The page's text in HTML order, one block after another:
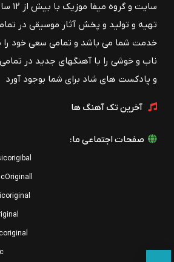
سایت
تهیه و تولید و پخش آثار موسیقی در
خدمت شما می باشد و تمامی سعی خود را
ناب و خوشی را با آهنگهای جدید در
و پادکست های شاد برای شما بوجود آورد
آخرین تک آهنگ ها
صفحات اجتماعی ما: